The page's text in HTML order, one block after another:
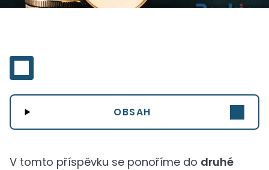
OBSAH
V tomto příspěvku se ponoříme do druhé